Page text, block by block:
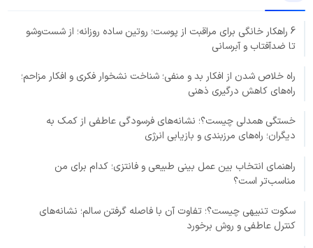
6 راهکار خانگی برای مراقبت از پوست؛ روتین ساده روزانه؛ از شست‌وشو
تا ضدآفتاب و آبرسانی
راه خلاص شدن از افکار بد و منفی؛ شناخت نشخوار فکری و افکار مزاحم؛
راه‌های کاهش درگیری ذهنی
خستگی همدلی چیست؟؛ نشانه‌های فرسودگی عاطفی از کمک به
دیگران؛ راه‌های مرزبندی و بازیابی انرژی
راهنمای انتخاب بین عمل بینی طبیعی و فانتزی؛ کدام برای من
مناسب‌تر است؟
سکوت تنبیهی چیست؟؛ تفاوت آن با فاصله گرفتن سالم؛ نشانه‌های
کنترل عاطفی و روش برخورد